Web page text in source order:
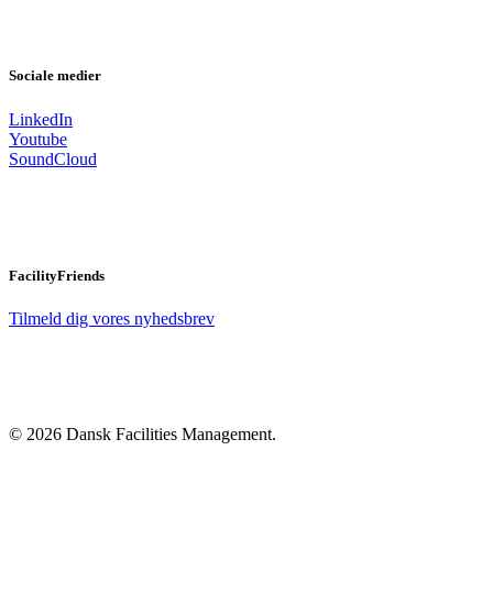
Sociale medier
LinkedIn
Youtube
SoundCloud
FacilityFriends
Tilmeld dig vores nyhedsbrev
© 2026 Dansk Facilities Management.